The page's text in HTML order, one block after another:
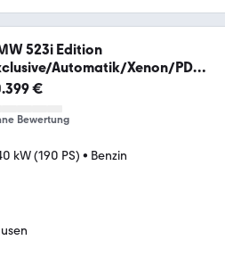
523i Edition
Automatik/Xenon/PDC/
€
Bewertung
kW (190 PS) • Benzin